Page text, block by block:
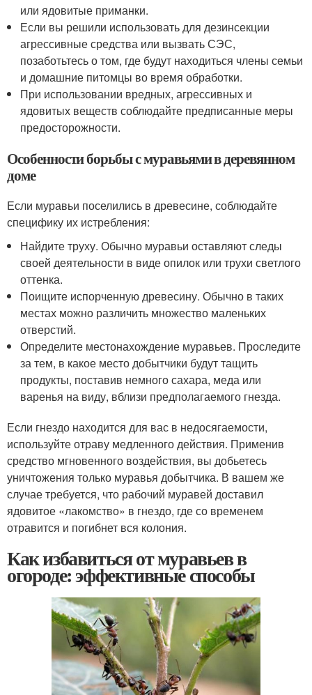
или ядовитые приманки.
Если вы решили использовать для дезинсекции
агрессивные средства или вызвать СЭС,
позаботьтесь о том, где будут находиться члены семьи
и домашние питомцы во время обработки.
При использовании вредных, агрессивных и
ядовитых веществ соблюдайте предписанные меры
предосторожности.
Особенности борьбы с муравьями в деревянном
доме
Если муравьи поселились в древесине, соблюдайте
специфику их истребления:
Найдите труху. Обычно муравьи оставляют следы
своей деятельности в виде опилок или трухи светлого
оттенка.
Поищите испорченную древесину. Обычно в таких
местах можно различить множество маленьких
отверстий.
Определите местонахождение муравьев. Проследите
за тем, в какое место добытчики будут тащить
продукты, поставив немного сахара, меда или
варенья на виду, вблизи предполагаемого гнезда.
Если гнездо находится для вас в недосягаемости,
используйте отраву медленного действия. Применив
средство мгновенного воздействия, вы добьетесь
уничтожения только муравья добытчика. В вашем же
случае требуется, что рабочий муравей доставил
ядовитое «лакомство» в гнездо, где со временем
отравится и погибнет вся колония.
Как избавиться от муравьев в
огороде: эффективные способы